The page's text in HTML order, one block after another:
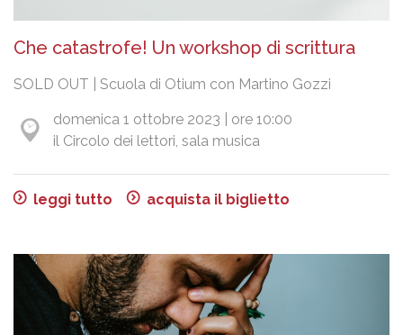
Che catastrofe! Un workshop di scrittura
SOLD OUT | Scuola di Otium con Martino Gozzi
domenica 1 ottobre 2023 | ore 10:00
il Circolo dei lettori, sala musica
leggi tutto acquista il biglietto